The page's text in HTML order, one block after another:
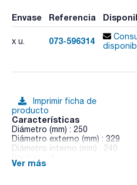
Envase Referencia
x u. 073-596314
Imprimir ficha de
producto
Características
Diámetro (mm) : 250
Diámetro externo (mm) : 329
Diámetro interno (mm) : 240
Ver más